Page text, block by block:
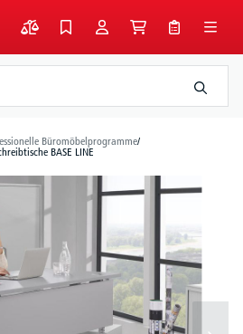
Büromöbelprogramme/
BASE LINE